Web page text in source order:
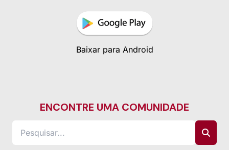
Baixar para Android
ENCONTRE UMA COMUNIDADE